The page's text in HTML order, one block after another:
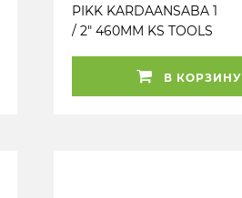
PIKK KARDAANSABA 1
/ 2" 460MM KS TOOLS
В КОРЗИНУ